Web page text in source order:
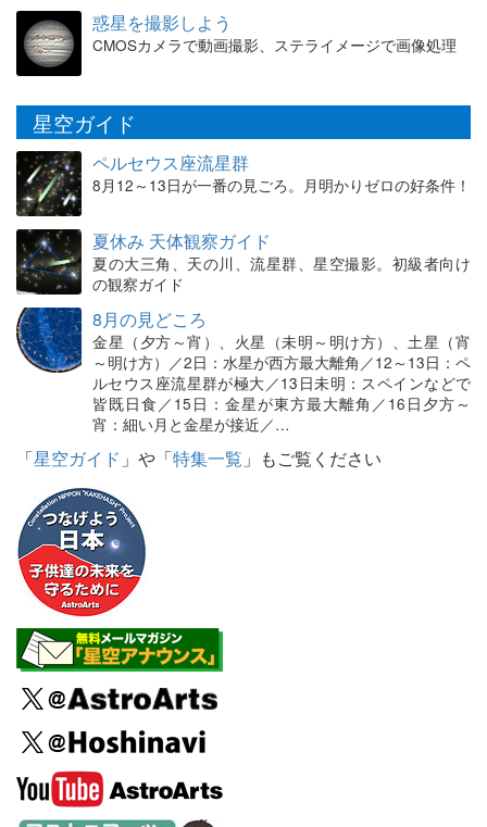
惑星を撮影しよう
CMOSカメラで動画撮影、ステライメージで画像処理
星空ガイド
ペルセウス座流星群
8月12～13日が一番の見ごろ。月明かりゼロの好条件！
夏休み 天体観察ガイド
夏の大三角、天の川、流星群、星空撮影。初級者向け
の観察ガイド
8月の見どころ
金星（夕方～宵）、火星（未明～明け方）、土星（宵
～明け方）／2日：水星が西方最大離角／12～13日：ペ
ルセウス座流星群が極大／13日未明：スペインなどで
皆既日食／15日：金星が東方最大離角／16日夕方～
宵：細い月と金星が接近／…
「星空ガイド 」や「特集一覧 」もご覧ください